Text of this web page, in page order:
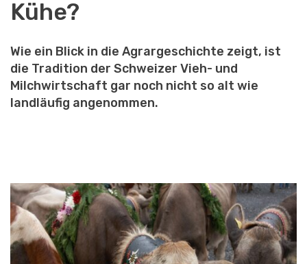
Kühe?
Wie ein Blick in die Agrargeschichte zeigt, ist
die Tradition der Schweizer Vieh- und
Milchwirtschaft gar noch nicht so alt wie
landläufig angenommen.